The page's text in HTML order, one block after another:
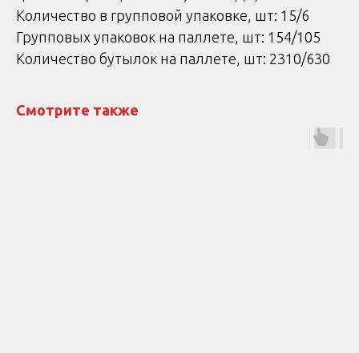
Количество в групповой упаковке, шт: 15/6
Групповых упаковок на паллете, шт: 154/105
Количество бутылок на паллете, шт: 2310/630
Смотрите также